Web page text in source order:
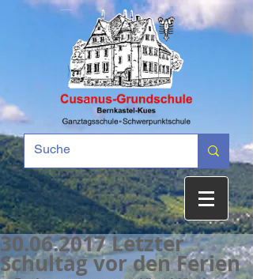
30.06.2017 Letzter
Schultag vor den Ferien